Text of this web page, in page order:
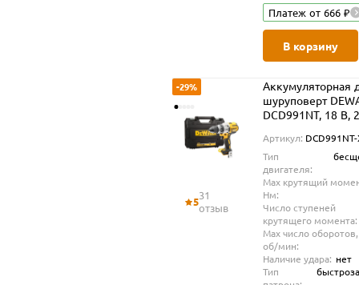
Платеж от 666 ₽
В корзину
-29%
531
отзыв
Аккумуляторная
шуруповерт
DCD991NT, 18 В,
кейсе TSTAK
XJ)
Артикул:
Тип
двигателя:
Max крутящий
Нм:
Число ступеней
крутящего момента:
Max число оборотов,
об/мин:
Наличие удара: нет
Тип